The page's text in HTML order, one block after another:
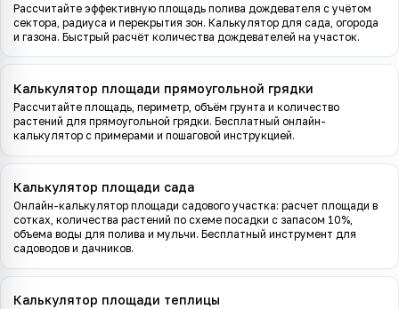
Рассчитайте эффективную площадь полива дождевателя с учётом
сектора, радиуса и перекрытия зон. Калькулятор для сада, огорода
и газона. Быстрый расчёт количества дождевателей на участок.
Калькулятор площади прямоугольной грядки
Рассчитайте площадь, периметр, объём грунта и количество
растений для прямоугольной грядки. Бесплатный онлайн-
калькулятор с примерами и пошаговой инструкцией.
Калькулятор площади сада
Онлайн-калькулятор площади садового участка: расчет площади в
сотках, количества растений по схеме посадки с запасом 10%,
объема воды для полива и мульчи. Бесплатный инструмент для
садоводов и дачников.
Калькулятор площади теплицы